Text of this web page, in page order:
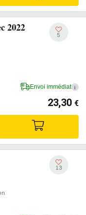
2022
5
Envoi immédiat i
23,30 €
13